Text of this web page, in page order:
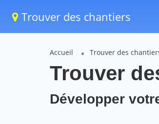
Trouver des chantiers
Accueil Trouver des
Trouver
Développer